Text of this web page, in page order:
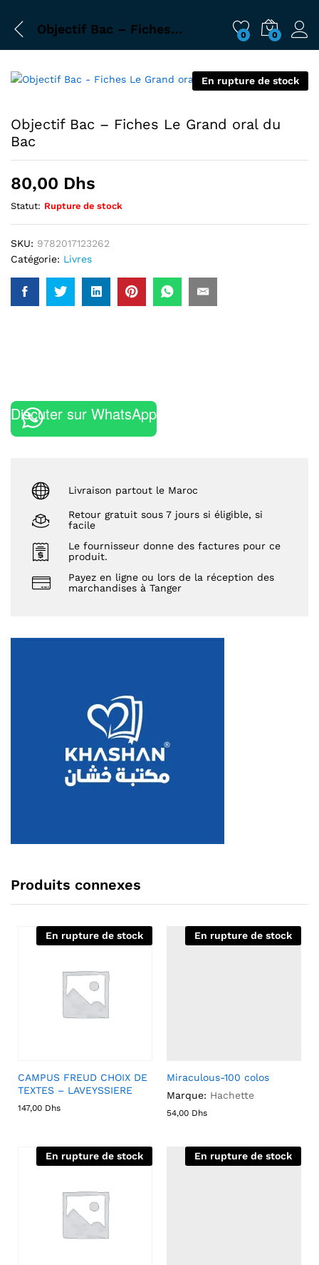
Objectif Bac – Fiches Le Grand oral du Bac 0 0
En rupture de stock
Objectif Bac – Fiches Le Grand oral du
Bac
80,00 Dhs
Statut: Rupture de stock
SKU: 9782017123262
Catégorie: Livres
Discuter sur WhatsApp
Livraison partout le Maroc
Retour gratuit sous 7 jours si éligible, si
facile
Le fournisseur donne des factures pour ce
produit.
Payez en ligne ou lors de la réception des
marchandises à Tanger
Produits connexes
En rupture de stock
CAMPUS FREUD CHOIX DE
TEXTES – LAVEYSSIERE
147,00 Dhs
En rupture de stock
Miraculous-100 colos
Marque: Hachette
54,00 Dhs
En rupture de stock En rupture de stock